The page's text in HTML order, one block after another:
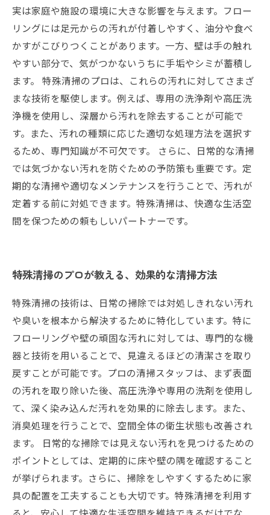
実は家庭や施設の環境に大きな影響を与えます。フロー
リングには足元からの汚れが付着しやすく、油分や食べ
かすがこびりつくことがあります。一方、壁は手の触れ
やすい部分で、気がつかないうちに手垢やシミが蓄積し
ます。 特殊清掃のプロは、これらの汚れに対してさまざ
まな技術を駆使します。例えば、専用の洗浄剤や高圧洗
浄機を使用し、深層から汚れを除去することが可能で
す。また、汚れの種類に応じた適切な処理方法を選択す
るため、専門知識が不可欠です。 さらに、日常的な清掃
では気づかない汚れを防ぐための予防策も重要です。定
期的な清掃や適切なメンテナンスを行うことで、汚れが
定着する前に対処できます。特殊清掃は、快適な生活空
間を保つための頼もしいパートナーです。
特殊清掃のプロが教える、効果的な清掃方法
特殊清掃の技術は、日常の掃除では対処しきれない汚れ
や臭いを根本から解決するために特化しています。特に
フローリングや壁の頑固な汚れに対しては、専門的な機
器と技術を用いることで、見違えるほどの清潔さを取り
戻すことが可能です。プロの清掃スタッフは、まず表面
の汚れを取り除いた後、高圧洗浄や専用の洗剤を使用し
て、深く染み込んだ汚れを効果的に除去します。また、
消臭処理を行うことで、空間全体の衛生状態も改善され
ます。 日常的な掃除では見えない汚れを見つけるための
ポイントとしては、定期的に床や壁の隅を確認すること
が挙げられます。さらに、掃除をしやすくするために家
具の配置を工夫することも大切です。特殊清掃を利用す